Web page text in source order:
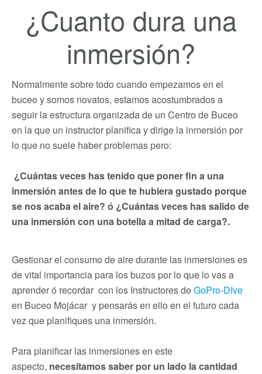
¿Cuanto dura una
inmersión?
Normalmente sobre todo cuando empezamos en el
buceo y somos novatos, estamos acostumbrados a
seguir la estructura organizada de un Centro de Buceo
en la que un instructor planifica y dirige la inmersión por
lo que no suele haber problemas pero:
¿Cuántas veces has tenido que poner fin a una
inmersión antes de lo que te hubiera gustado porque
se nos acaba el aire? ó ¿Cuántas veces has salido de
una inmersión con una botella a mitad de carga?.
Gestionar el consumo de aire durante las inmersiones es
de vital importancia para los buzos por lo que lo vas a
aprender ó recordar con los Instructores deGoPro-DIve
en Buceo Mojácar y pensarás en ello en el futuro cada
vez que planifiques una inmersión.
Para planificar las inmersiones en este
aspecto, necesitamos saber por un lado la cantidad